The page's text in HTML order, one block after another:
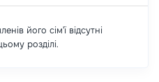
його сім'ї відсутні
розділі.